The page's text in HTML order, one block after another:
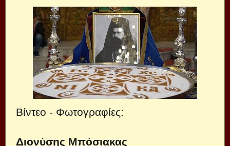
Βίντεο - Φωτογραφίες:
Διονύσης Μπόσιακας